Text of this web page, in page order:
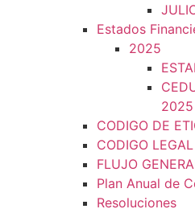
Estados
2025
2025
CODIGO DE
CODIGO
FLUJO
Plan Anual de
Resoluciones